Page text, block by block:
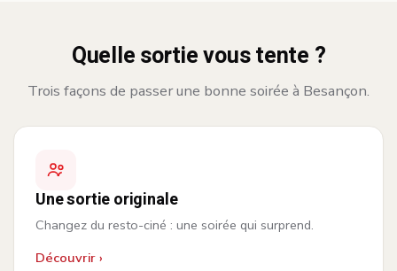
Quelle sortie vous tente ?
Trois façons de passer une bonne soirée à Besançon.
Une sortie originale
Changez du resto-ciné : une soirée qui surprend.
Découvrir ›